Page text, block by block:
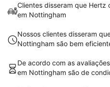
Clientes disseram que Hertz
em Nottingham
Nossos clientes disseram
Nottingham são bem
De acordo com as
em Nottingham são de